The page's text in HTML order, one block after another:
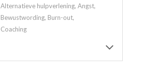
Alternatieve hulpverlening, Angst,
Bewustwording, Burn-out,
Coaching